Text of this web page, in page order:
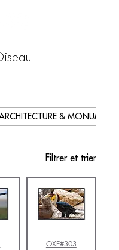
& MONUMENT
Filtrer et trier
OXE#303